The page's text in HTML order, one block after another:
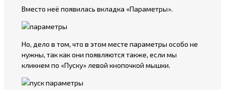
Вместо неё появилась вкладка «Параметры».
Но, дело в том, что в этом месте параметры особо не
нужны, так как они появляются также, если мы
кликнем по «Пуску» левой кнопочкой мышки.